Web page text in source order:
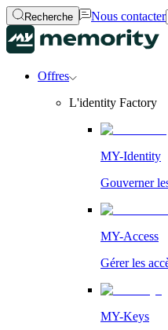
Recherche Nous contacter
Offres
L'identity Factory
MY-Identity
Gouverner
MY-Access
Gérer les
MY-Keys